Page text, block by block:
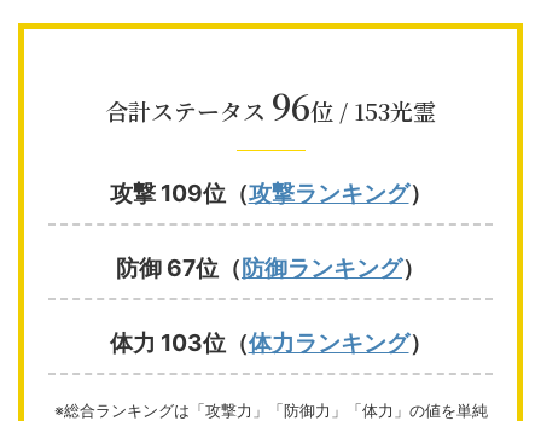
合計ステータス 96位 / 153光霊
攻撃 109位（攻撃ランキング）
防御 67位（防御ランキング）
体力 103位（体力ランキング）
※総合ランキングは「攻撃力」「防御力」「体力」の値を単純